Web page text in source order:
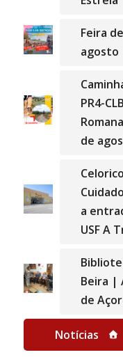
Feira
agosto
PR4-
de
a
USF A
Beira |
de
Notícias